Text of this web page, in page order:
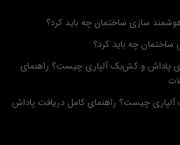
سازی ساختمان چه باید کرد؟
چه باید کرد؟
پاداش و کش‌بک آلپاری چیست؟ راهنمای
چیست؟ راهنمای کامل دریافت پاداش